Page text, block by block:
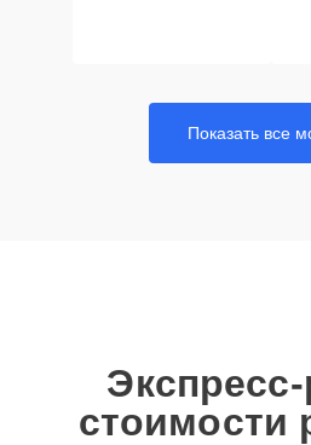
Показать все
Экспресс-
стоимости